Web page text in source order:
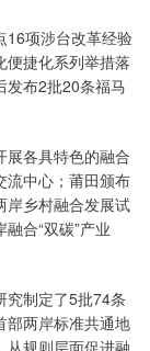
项涉台改革经验
便捷化系列举措落
发布2批20条福马
各具特色的融合
流中心；莆田颁布
岸乡村融合发展试
合“双碳”产业
制定了5批74条
部两岸标准共通地